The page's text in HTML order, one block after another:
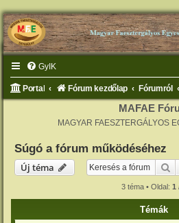
GyIK
Portal Fórum kezdőlap Fórumról
MAFAE
MAGYAR FAESZTERGÁLYOS
Súgó a fórum működéséhez
Új téma
3 téma • Oldal: 1
Témák